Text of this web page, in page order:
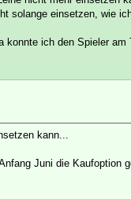
solange einsetzen, wie
konnte ich den Spieler
kann...
Juni die Kaufoption